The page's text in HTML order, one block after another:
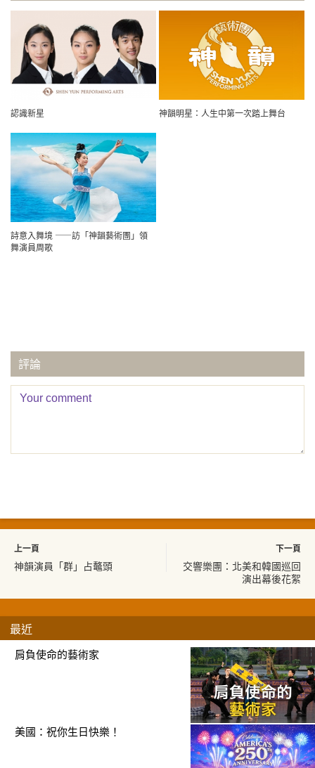
認識新星 神韻明星：人生中第一次踏上舞台
詩意入舞境 ——訪「神韻藝術團」領
舞演員周歌
評論
上一頁
神韻演員「群」占鼇頭
下一頁
交響樂團：北美和韓國巡回
演出幕後花絮
最近
肩負使命的藝術家
美國：祝你生日快樂！